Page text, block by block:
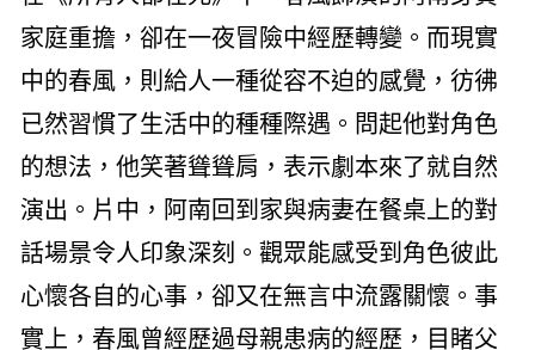
家庭重擔，卻在一夜冒險中經歷轉變。而現實
中的春風，則給人一種從容不迫的感覺，彷彿
已然習慣了生活中的種種際遇。問起他對角色
的想法，他笑著聳聳肩，表示劇本來了就自然
演出。片中，阿南回到家與病妻在餐桌上的對
話場景令人印象深刻。觀眾能感受到角色彼此
心懷各自的心事，卻又在無言中流露關懷。事
實上，春風曾經歷過母親患病的經歷，目睹父